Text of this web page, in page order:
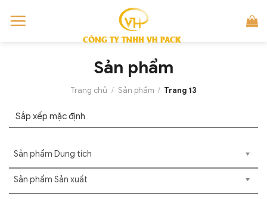
Sản phẩm
Trang chủ / Sản phẩm / Trang 13
Sản phẩm Dung tích
Sản phẩm Sản xuất